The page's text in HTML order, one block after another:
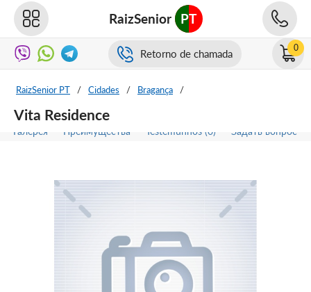
RaizSenior PT
Retorno de chamada 0
RaizSenior PT / Cidades / Bragança /
Vita Residence
Галерея Преимущества Testemunhos (0) Задать вопрос